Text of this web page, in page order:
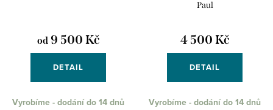
od9 500 Kč
DETAIL
Vyrobíme - dodání do 14 dnů
Paul
4 500 Kč
DETAIL
Vyrobíme - dodání do 14 dnů